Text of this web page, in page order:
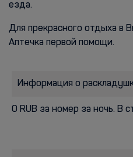
езда.
Для прекрасного отдыха в
Аптечка первой помощи.
Информация о
0 RUB за номер за ночь. В